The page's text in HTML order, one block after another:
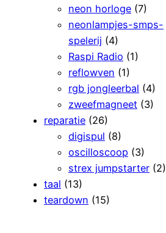
neon horloge (7)
neonlampjes-smps-
spelerij (4)
Raspi Radio (1)
reflowven (1)
rgb jongleerbal (4)
zweefmagneet (3)
reparatie (26)
digispul (8)
oscilloscoop (3)
strex jumpstarter (2)
taal (13)
teardown (15)